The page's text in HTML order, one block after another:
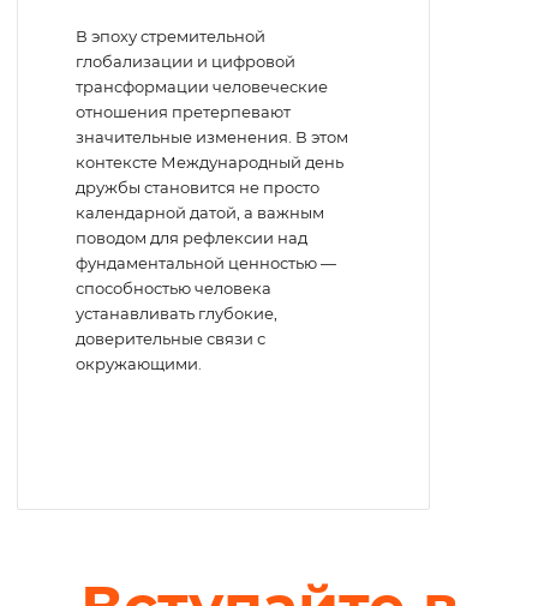
В эпоху стремительной
глобализации и цифровой
трансформации человеческие
отношения претерпевают
значительные изменения. В этом
контексте Международный день
дружбы становится не просто
календарной датой, а важным
поводом для рефлексии над
фундаментальной ценностью —
способностью человека
устанавливать глубокие,
доверительные связи с
окружающими.